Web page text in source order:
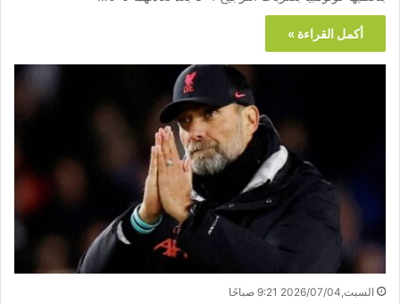
أكمل القراءة »
السبت,2026/07/04 9:21 صباحًا